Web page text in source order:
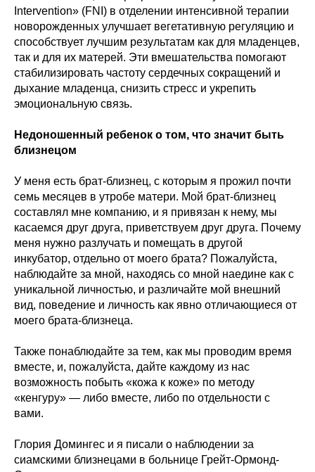
Intervention» (FNI) в отделении интенсивной терапии
новорожденных улучшает вегетативную регуляцию и
способствует лучшим результатам как для младенцев,
так и для их матерей. Эти вмешательства помогают
стабилизировать частоту сердечных сокращений и
дыхание младенца, снизить стресс и укрепить
эмоциональную связь.
Недоношенный ребенок о том, что значит быть
близнецом
У меня есть брат-близнец, с которым я прожил почти
семь месяцев в утробе матери. Мой брат-близнец
составлял мне компанию, и я привязан к нему, мы
касаемся друг друга, приветствуем друг друга. Почему
меня нужно разлучать и помещать в другой
инкубатор, отдельно от моего брата? Пожалуйста,
наблюдайте за мной, находясь со мной наедине как с
уникальной личностью, и различайте мой внешний
вид, поведение и личность как явно отличающиеся от
моего брата-близнеца.
Также понаблюдайте за тем, как мы проводим время
вместе, и, пожалуйста, дайте каждому из нас
возможность побыть «кожа к коже» по методу
«кенгуру» — либо вместе, либо по отдельности с
вами.
Глория Домингес и я писали о наблюдении за
сиамскими близнецами в больнице Грейт-Ормонд-